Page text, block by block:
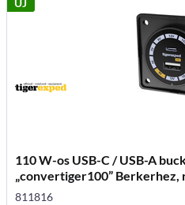
ÚJ
110 W-os USB-C / USB-A
„convertiger100”
811816